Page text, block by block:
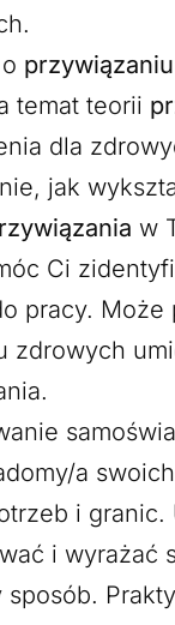
przywiązaniu
temat teorii
dla
jak
w
Ci
pracy. Może
zdrowych
a
i granic.
i wyrażać